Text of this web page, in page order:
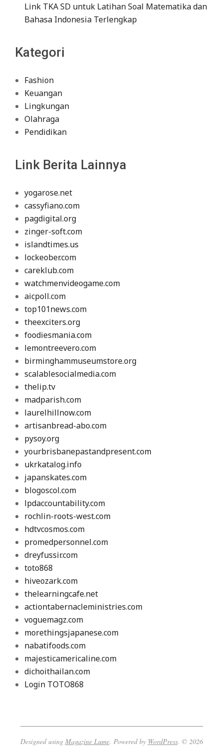
Link TKA SD untuk Latihan Soal Matematika dan
Bahasa Indonesia Terlengkap
Kategori
Fashion
Keuangan
Lingkungan
Olahraga
Pendidikan
Link Berita Lainnya
yogarose.net
cassyfiano.com
pagdigital.org
zinger-soft.com
islandtimes.us
lockeober.com
careklub.com
watchmenvideogame.com
aicpoll.com
top101news.com
theexciters.org
foodiesmania.com
lemontreevero.com
birminghammuseumstore.org
scalablesocialmedia.com
thelip.tv
madparish.com
laurelhillnow.com
artisanbread-abo.com
pysoy.org
yourbrisbanepastandpresent.com
ukrkatalog.info
japanskates.com
blogoscol.com
lpdaccountability.com
rochlin-roots-west.com
hdtvcosmos.com
promedpersonnel.com
dreyfussir.com
toto868
hiveozark.com
thelearningcafe.net
actiontabernacleministries.com
voguemagz.com
morethingsjapanese.com
nabatifoods.com
majesticamericaline.com
dichoithailan.com
Login TOTO868
Designed using Magazine Lume. Powered by WordPress. © 2026